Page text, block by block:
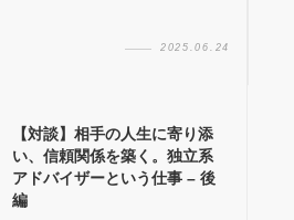
2025.06.24
【対談】相手の人生に寄り添
い、信頼関係を築く。独立系
アドバイザーという仕事 – 後
編